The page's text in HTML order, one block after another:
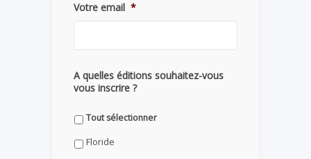
Votre email *
A quelles éditions souhaitez-vous
vous inscrire ?
Tout sélectionner
Floride